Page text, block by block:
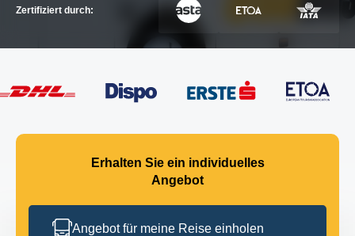
Zertifiziert durch:
Erhalten Sie ein individuelles
Angebot
Angebot für meine Reise einholen